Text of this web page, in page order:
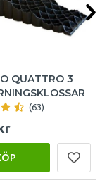
QUATTRO 3
(63)